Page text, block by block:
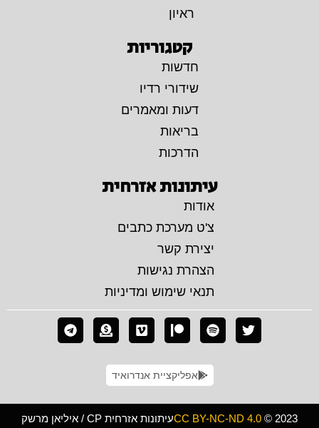
ראיון
קטגוריות
חדשות
שידורי רדיו
דעות ומאמרים
בריאות
הדרכות
עיתונות אזרחית
אודות
צ'ט מערכת כתבים
יצירת קשר
הצהרת נגישות
תנאי שימוש ומדיניות
אפליקציית אנדרואיד
CC BY-NC-ND 4.0 © 2023 עיתונות אזרחית CP / איליאן מרשק